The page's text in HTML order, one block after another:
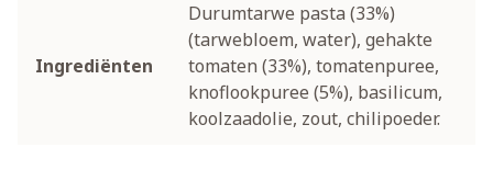
Ingrediënten
Durumtarwe pasta (33%)
(tarwebloem, water), gehakte
tomaten (33%), tomatenpuree,
knoflookpuree (5%), basilicum,
koolzaadolie, zout, chilipoeder.